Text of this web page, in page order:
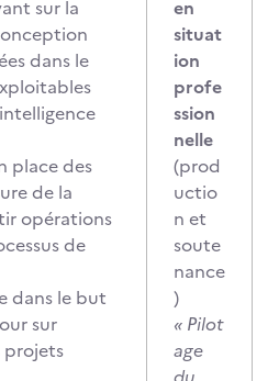
sur la
dans le
place des
de la
opérations
de
dans le but
sur
projets
en
situat
ion
profe
ssion
nelle
(prod
uctio
n et
soute
nance
)
« Pilot
age